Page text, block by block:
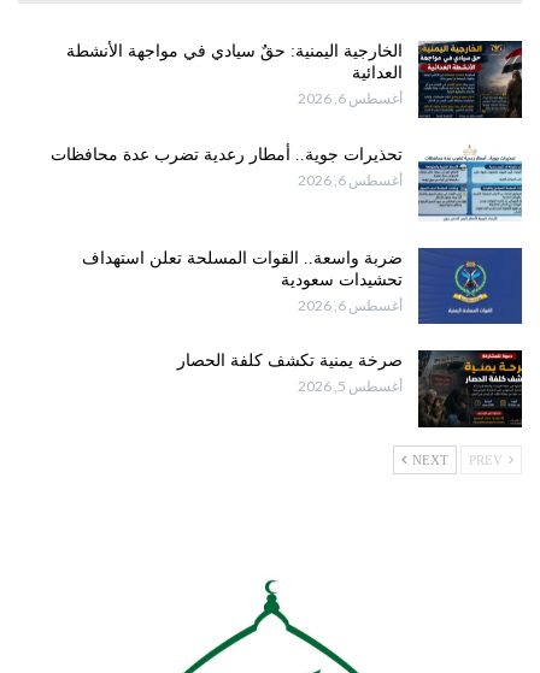
الخارجية اليمنية: حقٌ سيادي في مواجهة الأنشطة
العدائية
أغسطس 6, 2026
تحذيرات جوية.. أمطار رعدية تضرب عدة محافظات
أغسطس 6, 2026
ضربة واسعة.. القوات المسلحة تعلن استهداف
تحشيدات سعودية
أغسطس 6, 2026
صرخة يمنية تكشف كلفة الحصار
أغسطس 5, 2026
NEXT